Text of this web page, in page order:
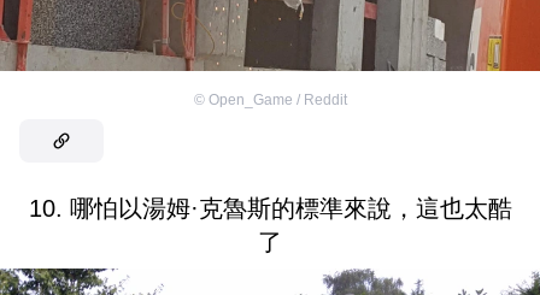
© Open_Game / Reddit
10. 哪怕以湯姆·克魯斯的標準來說，這也太酷
了